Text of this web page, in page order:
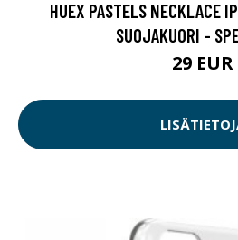
HUEX PASTELS NECKLACE
SUOJAKUORI -
29 EUR